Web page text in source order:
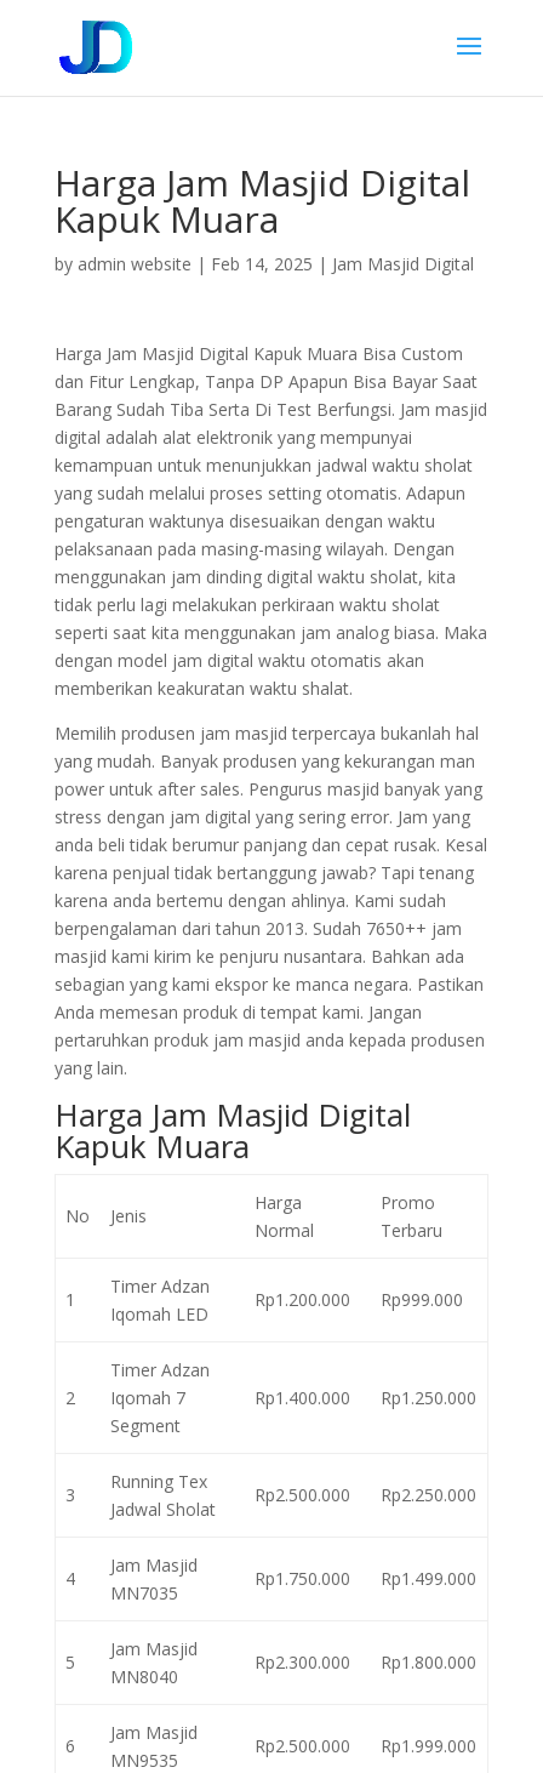
Harga Jam Masjid Digital
Kapuk Muara
by admin website | Feb 14, 2025 | Jam Masjid Digital
Harga Jam Masjid Digital Kapuk Muara Bisa Custom
dan Fitur Lengkap, Tanpa DP Apapun Bisa Bayar Saat
Barang Sudah Tiba Serta Di Test Berfungsi. Jam masjid
digital adalah alat elektronik yang mempunyai
kemampuan untuk menunjukkan jadwal waktu sholat
yang sudah melalui proses setting otomatis. Adapun
pengaturan waktunya disesuaikan dengan waktu
pelaksanaan pada masing-masing wilayah. Dengan
menggunakan jam dinding digital waktu sholat, kita
tidak perlu lagi melakukan perkiraan waktu sholat
seperti saat kita menggunakan jam analog biasa. Maka
dengan model jam digital waktu otomatis akan
memberikan keakuratan waktu shalat.
Memilih produsen jam masjid terpercaya bukanlah hal
yang mudah. Banyak produsen yang kekurangan man
power untuk after sales. Pengurus masjid banyak yang
stress dengan jam digital yang sering error. Jam yang
anda beli tidak berumur panjang dan cepat rusak. Kesal
karena penjual tidak bertanggung jawab? Tapi tenang
karena anda bertemu dengan ahlinya. Kami sudah
berpengalaman dari tahun 2013. Sudah 7650++ jam
masjid kami kirim ke penjuru nusantara. Bahkan ada
sebagian yang kami ekspor ke manca negara. Pastikan
Anda memesan produk di tempat kami. Jangan
pertaruhkan produk jam masjid anda kepada produsen
yang lain.
Harga Jam Masjid Digital
Kapuk Muara
No Jenis
Harga
Normal
Promo
Terbaru
1
Timer Adzan
Iqomah LED
Rp1.200.000 Rp999.000
2
Timer Adzan
Iqomah 7
Segment
Rp1.400.000 Rp1.250.000
3
Running Tex
Jadwal Sholat
Rp2.500.000 Rp2.250.000
4
Jam Masjid
MN7035
Rp1.750.000 Rp1.499.000
5
Jam Masjid
MN8040
Rp2.300.000 Rp1.800.000
6
Jam Masjid
MN9535
Rp2.500.000 Rp1.999.000